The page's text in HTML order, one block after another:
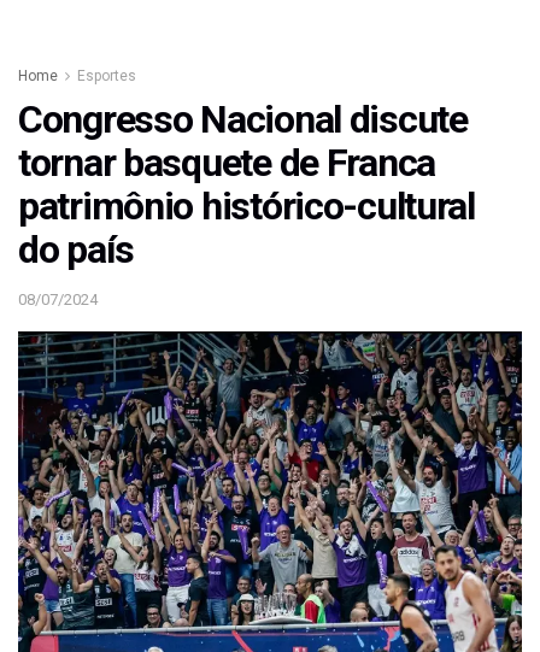
Home Esportes
Congresso Nacional discute
tornar basquete de Franca
patrimônio histórico-cultural
do país
08/07/2024